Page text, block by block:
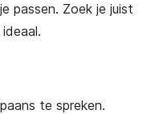
passen. Zoek je juist
te spreken.